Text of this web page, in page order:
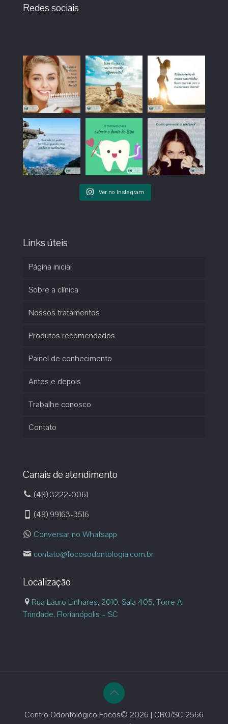
Redes sociais
Ver no Instagram
Links úteis
Página inicial
Sobre a clínica
Nossos tratamentos
Produtos recomendados
Painel de conhecimento
Antes e depois
Trabalhe conosco
Contato
Canais de atendimento
(48) 3222-0061
(48) 99163-3516
Conversar no Whatsapp
contato@focosodontologia.com.br
Localização
Rua Lauro Linhares, 2010. Sala 405, Torre A.
Trindade, Florianópolis – SC
Centro Odontológico Focos© 2026 | CRO/SC 2566